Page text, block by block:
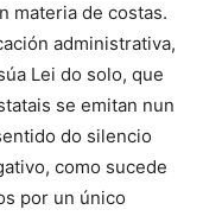
materia de costas.
administrativa,
Lei do solo, que
se emitan nun
do silencio
como sucede
por un único